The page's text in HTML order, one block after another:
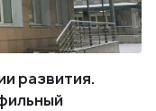
развития.